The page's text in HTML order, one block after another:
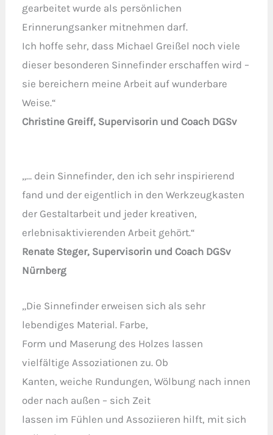
gearbeitet wurde als persönlichen
Erinnerungsanker mitnehmen darf.
Ich hoffe sehr, dass Michael Greißel noch viele
dieser besonderen Sinnefinder erschaffen wird –
sie bereichern meine Arbeit auf wunderbare
Weise.“
Christine Greiff, Supervisorin und Coach DGSv
„… dein Sinnefinder, den ich sehr inspirierend
fand und der eigentlich in den Werkzeugkasten
der Gestaltarbeit und jeder kreativen,
erlebnisaktivierenden Arbeit gehört.“
Renate Steger, Supervisorin und Coach DGSv
Nürnberg
„Die Sinnefinder erweisen sich als sehr
lebendiges Material. Farbe,
Form und Maserung des Holzes lassen
vielfältige Assoziationen zu. Ob
Kanten, weiche Rundungen, Wölbung nach innen
oder nach außen – sich Zeit
lassen im Fühlen und Assoziieren hilft, mit sich